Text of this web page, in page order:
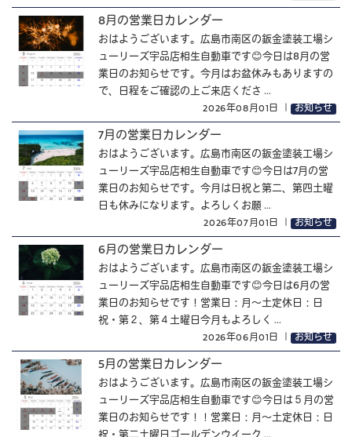
8月の営業日カレンダー
おはようございます。広島市南区の鈑金塗装工場シ
ューリーズ宇品店相生自動車です😊今日は8月の営
業日のお知らせです。今月はお盆休みもありますの
で、日程をご確認の上ご来店くださ ...
2026年08月01日 お知らせ
7月の営業日カレンダー
おはようございます。広島市南区の鈑金塗装工場シ
ューリーズ宇品店相生自動車です😊今日は7月の営
業日のお知らせです。今月は日祝と第二、第四土曜
日も休みになります。よろしくお願 ...
2026年07月01日 お知らせ
6月の営業日カレンダー
おはようございます。広島市南区の鈑金塗装工場シ
ューリーズ宇品店相生自動車です😊今日は6月の営
業日のお知らせです！営業日：月～土定休日：日
祝・第２、第４土曜日今月もよろしく ...
2026年06月01日 お知らせ
5月の営業日カレンダー
おはようございます。広島市南区の鈑金塗装工場シ
ューリーズ宇品店相生自動車です😊今日は５月の営
業日のお知らせです！！営業日：月～土定休日：日
祝・第二土曜日ゴールデンウイーク ...